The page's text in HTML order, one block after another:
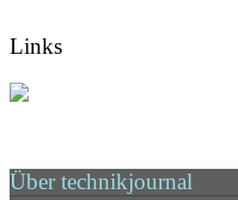
Links
Über technikjournal